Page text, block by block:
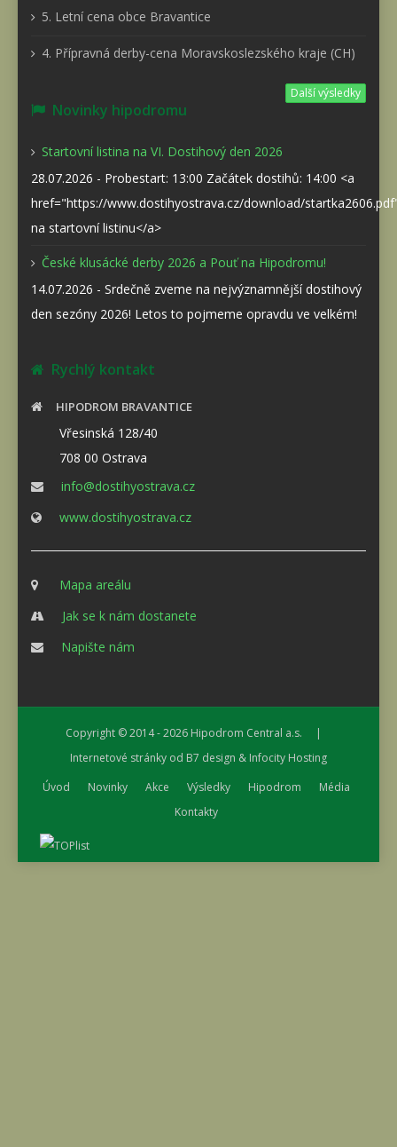
5. Letní cena obce Bravantice
4. Přípravná derby-cena Moravskoslezského kraje (CH)
Další výsledky
Novinky hipodromu
Startovní listina na VI. Dostihový den 2026
28.07.2026 - Probestart: 13:00 Začátek dostihů: 14:00 <a
href="https://www.dostihyostrava.cz/download/
na startovní listinu</a>
České klusácké derby 2026 a Pouť na Hipodromu!
14.07.2026 - Srdečně zveme na nejvýznamnější dostihový
den sezóny 2026! Letos to pojmeme opravdu ve velkém!
Rychlý kontakt
HIPODROM BRAVANTICE
Vřesinská 128/40
708 00 Ostrava
info@dostihyostrava.cz
www.dostihyostrava.cz
Mapa areálu
Jak se k nám dostanete
Napište nám
Copyright © 2014 - 2026 Hipodrom Central a.s. |
Internetové stránky od B7 design & Infocity Hosting
Úvod
Novinky Akce Výsledky Hipodrom
Média
Kontakty